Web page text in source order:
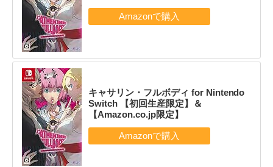
キャサリン・フルボディ for Nintendo
Switch 【初回生産限定】＆
【Amazon.co.jp限定】